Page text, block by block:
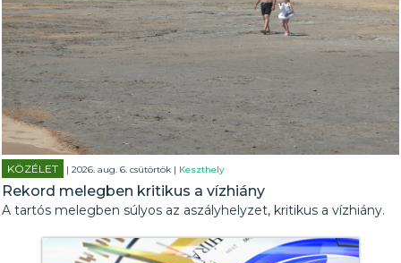
KÖZÉLET | 2026. aug. 6. csütörtök | Keszthely
Rekord melegben kritikus a vízhiány
A tartós melegben súlyos az aszályhelyzet, kritikus a vízhiány.